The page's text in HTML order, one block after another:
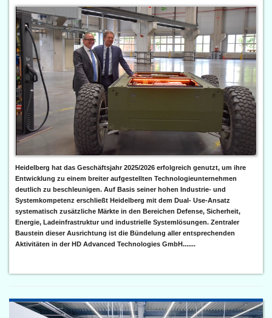
Heidelberg hat das Geschäftsjahr 2025/2026 erfolgreich genutzt, um ihre
Entwicklung zu einem breiter aufgestellten Technologieunternehmen
deutlich zu beschleunigen. Auf Basis seiner hohen Industrie- und
Systemkompetenz erschließt Heidelberg mit dem Dual- Use-Ansatz
systematisch zusätzliche Märkte in den Bereichen Defense, Sicherheit,
Energie, Ladeinfrastruktur und industrielle Systemlösungen. Zentraler
Baustein dieser Ausrichtung ist die Bündelung aller entsprechenden
Aktivitäten in der HD Advanced Technologies GmbH.......